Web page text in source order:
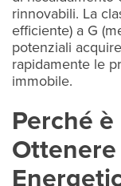
rinnovabili. La
efficiente) a G
potenziali
rapidamente le
immobile.
Perché